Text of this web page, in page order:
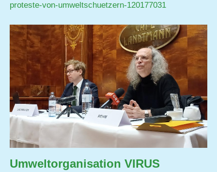
proteste-von-umweltschuetzern-120177031
Umweltorganisation VIRUS